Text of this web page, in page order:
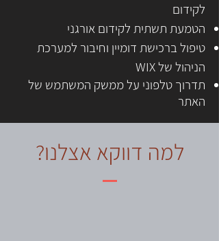
לקידום
הטמעת תשתית לקידום אורגני
טיפול ברכישת דומיין וחיבור למערכת
הניהול של WIX
תדרוך טלפוני על ממשק המשתמש של
האתר
למה דווקא אצלנו?